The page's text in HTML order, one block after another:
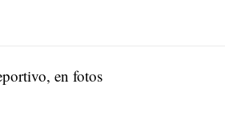
en fotos